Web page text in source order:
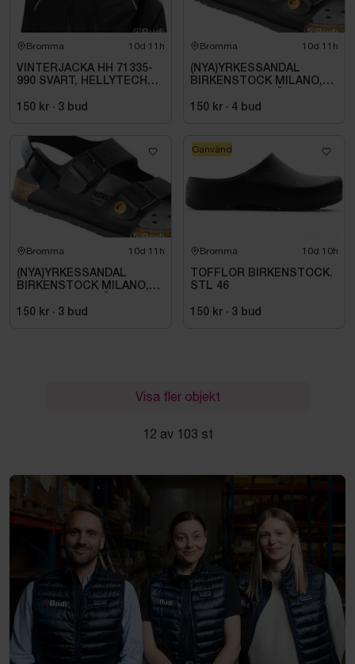
Bromma 10d 11h
VINTERJACKA HH 71335-
990 SVART, HELLYTECH
150 kr · 3 bud
Bromma 10d 11h
(NYA)YRKESSANDAL
BIRKENSTOCK MILANO,
SVART. STL 42
150 kr · 4 bud
Bromma 10d 11h
(NYA)YRKESSANDAL
BIRKENSTOCK MILANO,
SVART. STL 42
150 kr · 3 bud
Bromma 10d 10h
TOFFLOR BIRKENSTOCK.
STL 46
150 kr · 3 bud
Oanvänd
Visa fler objekt
12 av 103 st